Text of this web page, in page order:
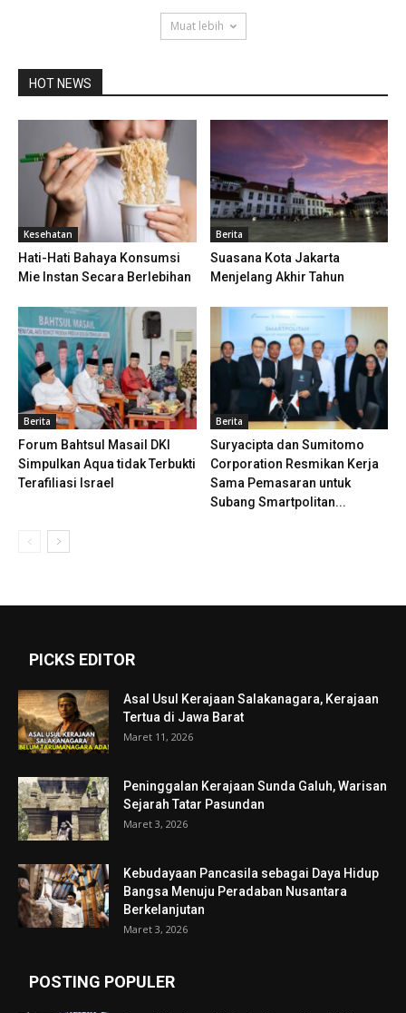
Muat lebih
HOT NEWS
Kesehatan
Hati-Hati Bahaya Konsumsi
Mie Instan Secara Berlebihan
Berita
Suasana Kota Jakarta
Menjelang Akhir Tahun
Berita
Forum Bahtsul Masail DKI
Simpulkan Aqua tidak Terbukti
Terafiliasi Israel
Berita
Suryacipta dan Sumitomo
Corporation Resmikan Kerja
Sama Pemasaran untuk
Subang Smartpolitan...
PICKS EDITOR
Asal Usul Kerajaan Salakanagara, Kerajaan
Tertua di Jawa Barat
Maret 11, 2026
Peninggalan Kerajaan Sunda Galuh, Warisan
Sejarah Tatar Pasundan
Maret 3, 2026
Kebudayaan Pancasila sebagai Daya Hidup
Bangsa Menuju Peradaban Nusantara
Berkelanjutan
Maret 3, 2026
POSTING POPULER